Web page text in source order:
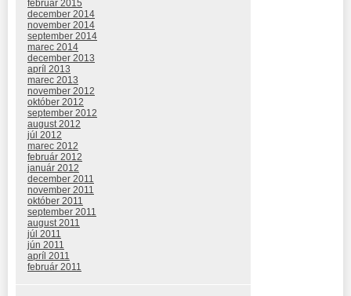
február 2015
december 2014
november 2014
september 2014
marec 2014
december 2013
apríl 2013
marec 2013
november 2012
október 2012
september 2012
august 2012
júl 2012
marec 2012
február 2012
január 2012
december 2011
november 2011
október 2011
september 2011
august 2011
júl 2011
jún 2011
apríl 2011
február 2011